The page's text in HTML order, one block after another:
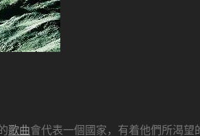
歌曲會代表一個國家，有着他們所渴望